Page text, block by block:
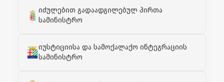
იძულებით გადაადგილებულ პირთა
სამინისტრო
იუსტიციისა და სამოქალაქო ინტეგრაციის
სამინისტრო